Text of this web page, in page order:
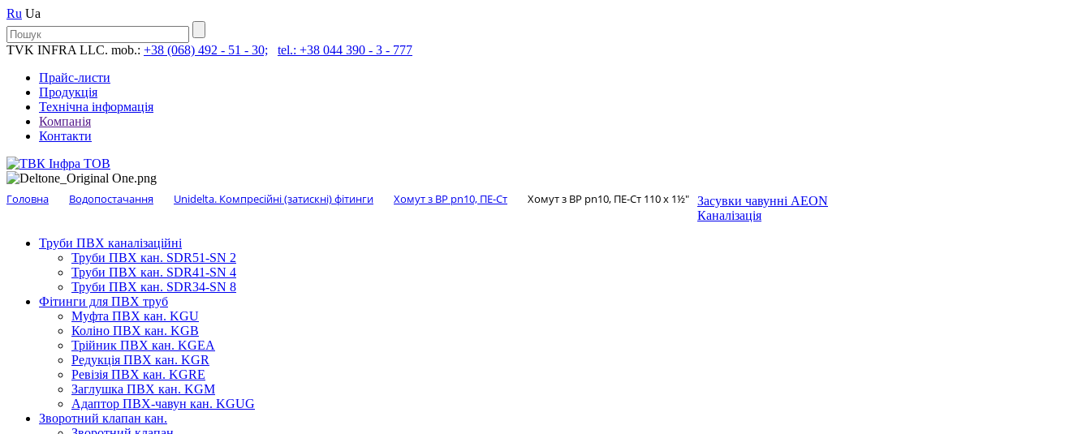
Ru Ua
TVK INFRA LLC. mob.: +38 (068) 492 - 51 - 30;
tel.: +38 044 390 - 3 - 777
Прайс-листи
Продукція
Технічна інформація
Компанія
Контакти
Головна Водопостачання Unidelta. Компресійні (затискні) фітинги Хомут з ​​ВР pn10, ПЕ-Ст Хомут з ​​ВР pn10, ПЕ-Ст 110 х 1½″ Засувки чавунні AEON
Каналізація
Труби ПВХ каналізаційні
Труби ПВХ кан. SDR51-SN 2
Труби ПВХ кан. SDR41-SN 4
Труби ПВХ кан. SDR34-SN 8
Фітинги для ПВХ труб
Муфта ПВХ кан. KGU
Коліно ПВХ кан. KGB
Трійник ПВХ кан. KGEA
Редукція ПВХ кан. KGR
Ревізія ПВХ кан. KGRE
Заглушка ПВХ кан. KGM
Адаптор ПВХ-чавун кан. KGUG
Зворотний клапан кан.